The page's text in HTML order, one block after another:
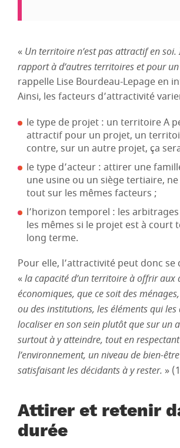
« Un territoire n’est pas attractif en soi.
rapport à d’autres territoires et pour
rappelle Lise Bourdeau-Lepage en
Ainsi, les facteurs d’attractivité
le type de projet : un territoire A
attractif pour un projet, un
contre, sur un autre projet, ça
le type d’acteur : attirer une
une usine ou un siège tertiaire,
tout sur les mêmes facteurs ;
l’horizon temporel : les
les mêmes si le projet est à court
long terme.
Pour elle, l’attractivité peut donc
«la capacité d’un territoire à offrir aux
économiques, que ce soit des
ou des institutions, les éléments qui les
localiser en son sein plutôt que sur un
surtout à y atteindre, tout en respectant
l’environnement, un niveau de bien-
satisfaisant les décidants à y rester. »
Attirer et retenir
durée